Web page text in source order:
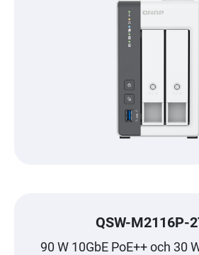
QSW-M2116P-
90 W 10GbE PoE++ och 30